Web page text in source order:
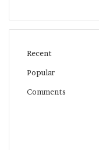
Recent
Popular
Comments